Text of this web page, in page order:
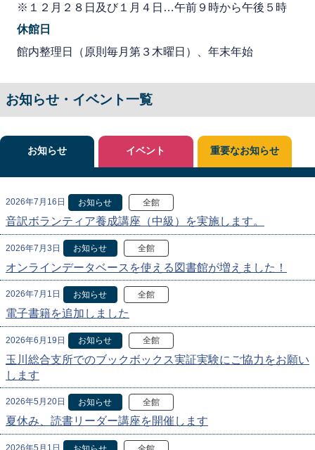
※１２月２８日及び１月４日…午前９時から午後５時
休館日
館内整理日（原則毎月第３木曜日）、年末年始
お知らせ・イベント一覧
お知らせ
2026年7月16日 お知らせ 全館
音訳ボランティア養成講座（中級）を実施します。
2026年7月3日 お知らせ 全館
オンラインデータベースを使える図書館が増えました！
2026年7月1日 お知らせ 全館
電子書籍を追加しました
2026年6月19日 お知らせ 全館
玉川総合支所でのブックボックス実証実験にご協力をお願い
します
2026年5月20日 お知らせ 全館
夏休み、読書リーダー講座を開催します
2026年5月1日
イベント 重要なお知らせ